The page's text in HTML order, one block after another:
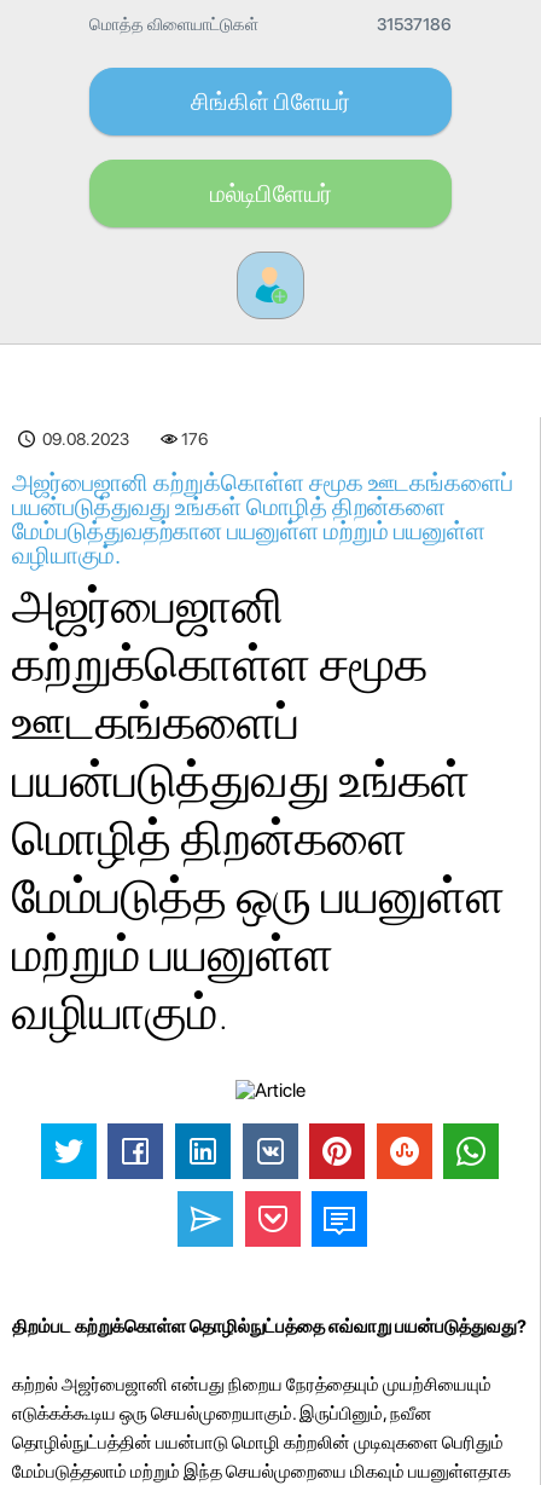
மொத்த விளையாட்டுகள் 31537186
சிங்கிள் பிளேயர்
மல்டிபிளேயர்
09.08.2023 176
அஜர்பைஜானி கற்றுக்கொள்ள சமூக ஊடகங்களைப்
பயன்படுத்துவது உங்கள் மொழித் திறன்களை
மேம்படுத்துவதற்கான பயனுள்ள மற்றும் பயனுள்ள
வழியாகும்.
அஜர்பைஜானி
கற்றுக்கொள்ள சமூக
ஊடகங்களைப்
பயன்படுத்துவது உங்கள்
மொழித் திறன்களை
மேம்படுத்த ஒரு பயனுள்ள
மற்றும் பயனுள்ள
வழியாகும்.
திறம்பட கற்றுக்கொள்ள தொழில்நுட்பத்தை எவ்வாறு பயன்படுத்துவது?
கற்றல் அஜர்பைஜானி என்பது நிறைய நேரத்தையும் முயற்சியையும்
எடுக்கக்கூடிய ஒரு செயல்முறையாகும். இருப்பினும், நவீன
தொழில்நுட்பத்தின் பயன்பாடு மொழி கற்றலின் முடிவுகளை பெரிதும்
மேம்படுத்தலாம் மற்றும் இந்த செயல்முறையை மிகவும் பயனுள்ளதாக